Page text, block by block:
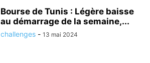
Bourse de Tunis : Légère baisse
au démarrage de la semaine,...
challenges - 13 mai 2024